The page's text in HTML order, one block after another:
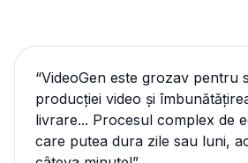
“VideoGen este grozav pentru
producției video și
livrare... Procesul complex de
care putea dura zile sau luni,